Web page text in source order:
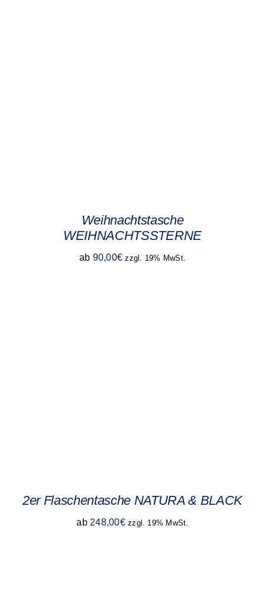
Weihnachtstasche
WEIHNACHTSSTERNE
ab 90,00€ zzgl. 19% MwSt.
2er Flaschentasche NATURA & BLACK
ab 248,00€ zzgl. 19% MwSt.